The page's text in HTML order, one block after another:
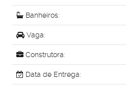
Banheiros:
Vaga:
Construtora:
Data de Entrega: